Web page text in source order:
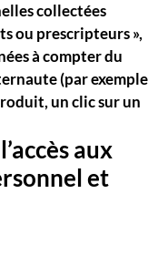
collectées
ou prescripteurs »,
à compter du
(par exemple
un clic sur un
aux
et